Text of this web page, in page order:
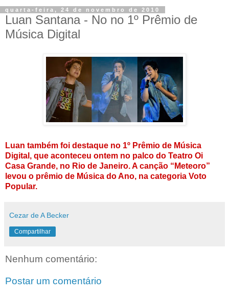
quarta-feira, 24 de novembro de 2010
Luan Santana - No no 1º Prêmio de
Música Digital
Luan também foi destaque no 1º Prêmio de Música
Digital, que aconteceu ontem no palco do Teatro Oi
Casa Grande, no Rio de Janeiro. A canção “Meteoro”
levou o prêmio de Música do Ano, na categoria Voto
Popular.
Cezar de A Becker
Compartilhar
Nenhum comentário:
Postar um comentário